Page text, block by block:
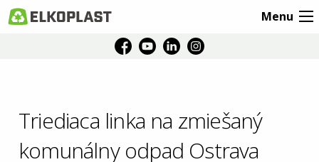
Menu
Triediaca linka na zmiešaný
komunálny odpad Ostrava